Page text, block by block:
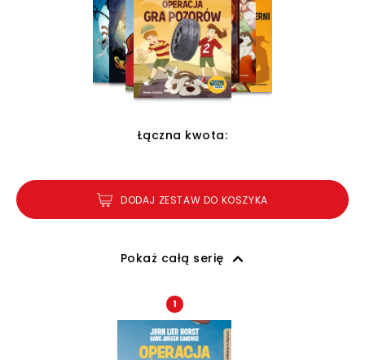
Łączna kwota:
DODAJ ZESTAW DO KOSZYKA
Pokaż całą serię
1